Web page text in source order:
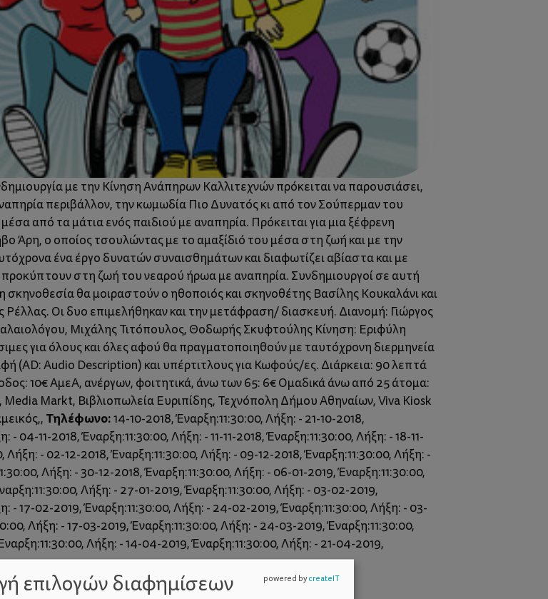
με την Κίνηση Ανάπηρων Καλλιτεχνών πρόκειται να παρουσιάσει,
περιβάλλον, την κωμωδία Πιο Δυνατός κι από τον Σούπερμαν του
από τα μάτια ενός παιδιού με αναπηρία. Πρόκειται για μια ξέφρενη
Άρη, ο οποίος τσουλώντας με το αμαξίδιό του μέσα στη ζωή και με την
ένα έργο δυνατών συναισθημάτων και διαφωτίζει αβίαστα και με
στη ζωή του νεαρού ήρωα με αναπηρία. Συνδημιουργοί σε αυτή
θα μοιραστούν ο ηθοποιός και σκηνοθέτης Βασίλης Κουκαλάνι και
Οι δυο επιμελήθηκαν και την μετάφραση/ διασκευή. Διανομή: Γιώργος
Μιχάλης Τιτόπουλος, Θοδωρής Σκυφτούλης Κίνηση: Εριφύλη
για όλους και όλες αφού θα πραγματοποιηθούν με ταυτόχρονη διερμηνεία
(AD: Audio Description) και υπέρτιτλους για Κωφούς/ες. Διάρκεια: 90 λεπτά
10€ ΑμεΑ, ανέργων, φοιτητικά, άνω των 65: 6€ Ομαδικά άνω από 25 άτομα:
Markt, Βιβλιοπωλεία Ευριπίδης, Τεχνόπολη Δήμου Αθηναίων, Viva Kiosk​
Τηλέφωνο:14-10-2018, Έναρξη:11:30:00, Λήξη: - 21-10-2018,
04-11-2018, Έναρξη:11:30:00, Λήξη: - 11-11-2018, Έναρξη:11:30:00, Λήξη: - 18-11-
Λήξη: - 02-12-2018, Έναρξη:11:30:00, Λήξη: - 09-12-2018, Έναρξη:11:30:00, Λήξη: -
Λήξη: - 30-12-2018, Έναρξη:11:30:00, Λήξη: - 06-01-2019, Έναρξη:11:30:00,
Λήξη: - 27-01-2019, Έναρξη:11:30:00, Λήξη: - 03-02-2019,
- 17-02-2019, Έναρξη:11:30:00, Λήξη: - 24-02-2019, Έναρξη:11:30:00, Λήξη: - 03-
Λήξη: - 17-03-2019, Έναρξη:11:30:00, Λήξη: - 24-03-2019, Έναρξη:11:30:00,
Λήξη: - 14-04-2019, Έναρξη:11:30:00, Λήξη: - 21-04-2019,
επιλογών διαφημίσεων powered bycreateIT